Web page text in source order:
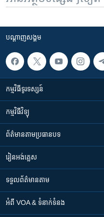
បណ្តាញ​សង្គម
កម្មវិធី​ទូរទស្សន៍
កម្មវិធី​វិទ្យុ
ព័ត៌មាន​តាមប្រធានបទ​
រៀន​​អង់គ្លេស
ទទួល​ព័ត៌មាន​តាម
អំពី​ VOA & ទំនាក់ទំនង